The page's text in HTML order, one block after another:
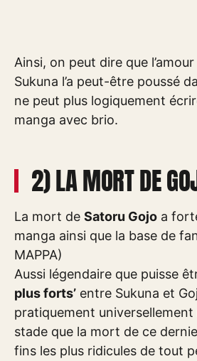
Ainsi, on peut dire que
Sukuna l’a peut-être poussé
ne peut plus logiquement
manga avec brio.
2) LA MORT DE
La mort de Satoru Gojo a
manga ainsi que la base de
MAPPA)
Aussi légendaire que puisse
plus forts’ entre Sukuna et
pratiquement
stade que la mort de ce
fins les plus ridicules de tout